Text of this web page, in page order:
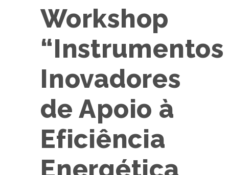
Workshop
“Instrumentos
Inovadores
de Apoio à
Eficiência